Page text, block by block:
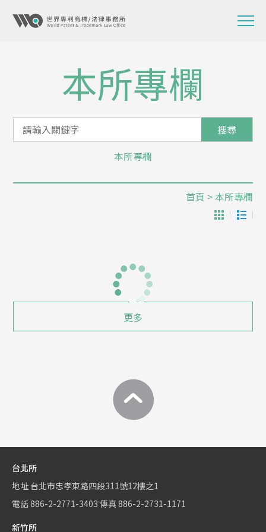
本所專欄
搜尋
本所專欄
首頁 > 本所專欄
更多
台北所
地址 台北市忠孝東路四段311號12樓之1
電話886-2-2771-3403 傳真 886-2-2731-1171
新竹所